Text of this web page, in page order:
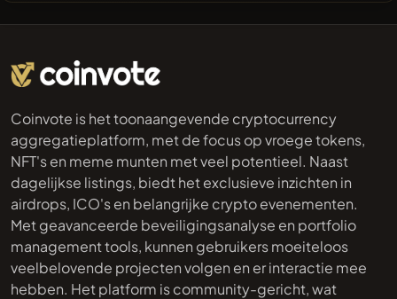
Coinvote is het toonaangevende cryptocurrency
aggregatieplatform, met de focus op vroege tokens,
NFT's en meme munten met veel potentieel. Naast
dagelijkse listings, biedt het exclusieve inzichten in
airdrops, ICO's en belangrijke crypto evenementen.
Met geavanceerde beveiligingsanalyse en portfolio
management tools, kunnen gebruikers moeiteloos
veelbelovende projecten volgen en er interactie mee
hebben. Het platform is community-gericht, wat